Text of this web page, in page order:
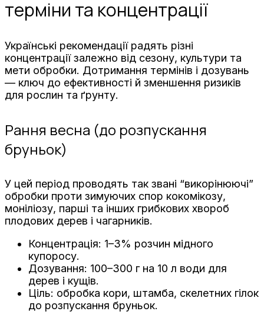
терміни та концентрації
Українські рекомендації радять різні
концентрації залежно від сезону, культури та
мети обробки. Дотримання термінів і дозувань
— ключ до ефективності й зменшення ризиків
для рослин та ґрунту.
Рання весна (до розпускання
бруньок)
У цей період проводять так звані “викорінюючі”
обробки проти зимуючих спор кокомікозу,
моніліозу, парші та інших грибкових хвороб
плодових дерев і чагарників.
Концентрація: 1–3% розчин мідного
купоросу.
Дозування: 100–300 г на 10 л води для
дерев і кущів.
Ціль: обробка кори, штамба, скелетних гілок
до розпускання бруньок.